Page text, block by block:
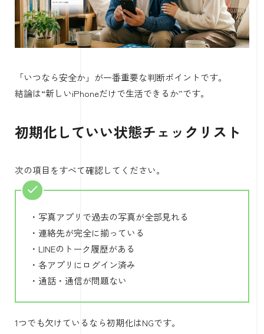
「いつなら安全か」が一番重要な判断ポイントです。
結論は“新しいiPhoneだけで生活できるか”です。
初期化していい状態チェックリスト
次の項目をすべて確認してください。
・写真アプリで過去の写真が全部見れる
・連絡先が完全に揃っている
・LINEのトーク履歴がある
・各アプリにログイン済み
・通話・通信が問題ない
1つでも欠けているなら初期化はNGです。